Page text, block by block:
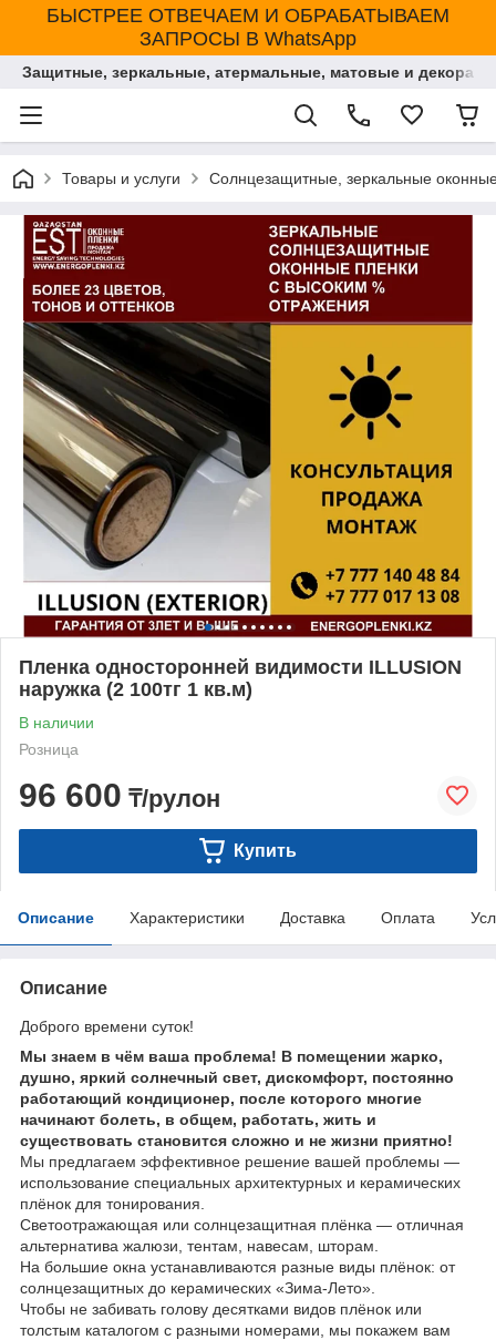
БЫСТРЕЕ ОТВЕЧАЕМ И ОБРАБАТЫВАЕМ
ЗАПРОСЫ В WhatsApp
Защитные, зеркальные, атермальные, матовые и
Товары и услуги Солнцезащитные, зеркальные
Пленка односторонней видимости ILLUSION
наружка (2 100тг 1 кв.м)
В наличии
Розница
96 600 ₸/рулон
Купить
Описание Характеристики Доставка Оплата
Описание
Доброго времени суток!
Мы знаем в чём ваша проблема! В помещении жарко,
душно, яркий солнечный свет, дискомфорт, постоянно
работающий кондиционер, после которого многие
начинают болеть, в общем, работать, жить и
существовать становится сложно и не жизни приятно!
Мы предлагаем эффективное решение вашей проблемы —
использование специальных архитектурных и керамических
плёнок для тонирования.
Светоотражающая или солнцезащитная плёнка — отличная
альтернатива жалюзи, тентам, навесам, шторам.
На большие окна устанавливаются разные виды плёнок: от
солнцезащитных до керамических «Зима-Лето».
Чтобы не забивать голову десятками видов плёнок или
толстым каталогом с разными номерами, мы покажем вам